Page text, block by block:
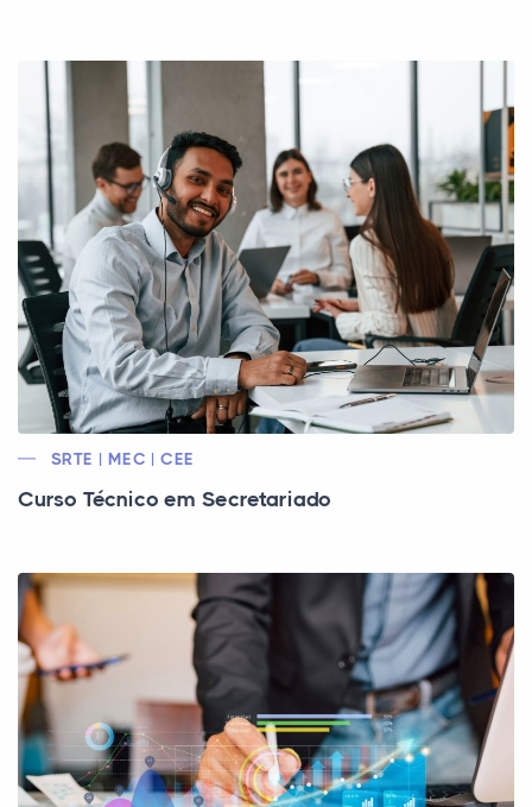
SRTE | MEC | CEE
Curso Técnico em Secretariado